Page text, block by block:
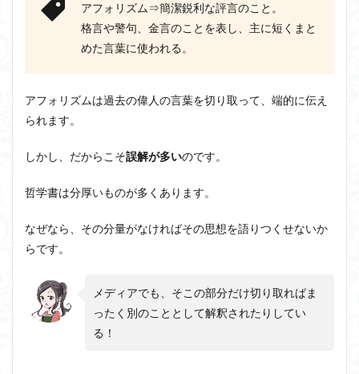
アフォリズム⇒簡潔鋭利な評言のこと。
格言や警句、金言のことを表し、主に短くまと
めた言葉に使われる。
アフォリズムは過去の偉人の言葉を切り取って、端的に伝え
られます。
しかし、だからこそ誤解が多いのです。
哲学書は分厚いものが多くあります。
なぜなら、その分量がなければその思想を語りつくせないか
らです。
メディアでも、そこの部分だけ切り取ればま
ったく別のこととして解釈されたりしてい
る！